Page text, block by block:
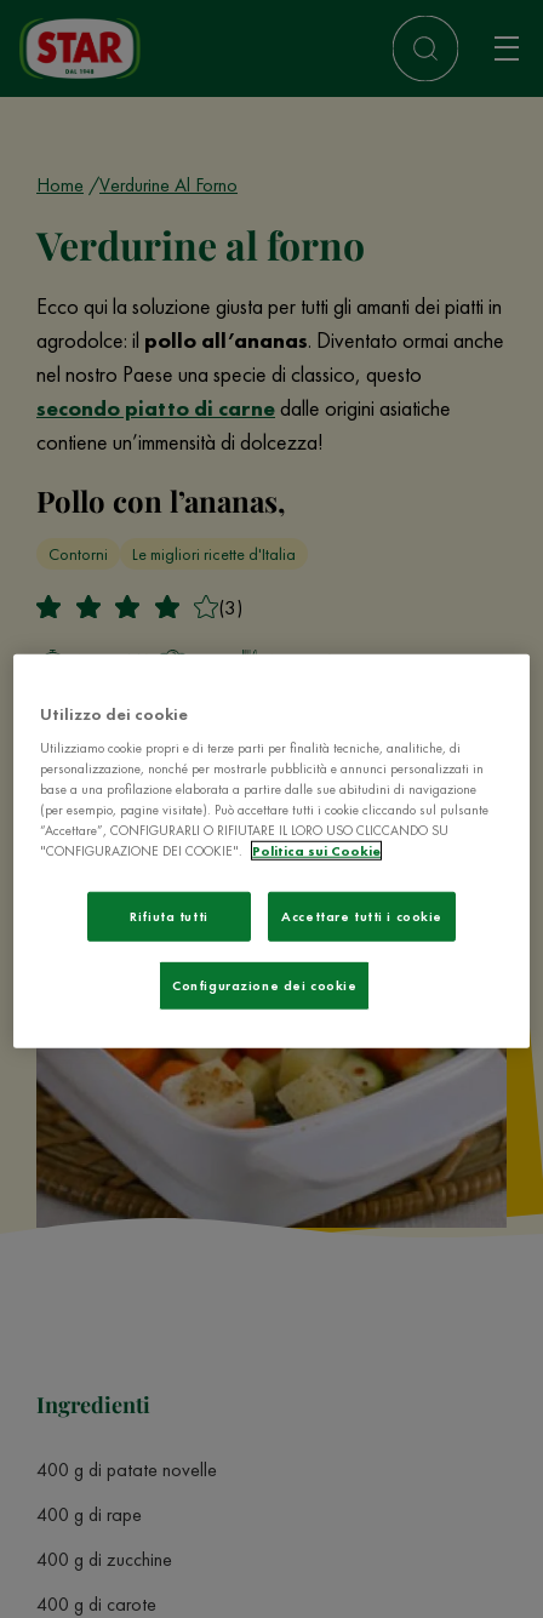
Home Verdurine Al Forno
Verdurine al forno
Ecco qui la soluzione giusta per tutti gli amanti dei piatti in
agrodolce: il pollo all’ananas. Diventato ormai anche
nel nostro Paese una specie di classico, questo
secondo piatto di carnedalle origini asiatiche
contiene un’immensità di dolcezza!
Pollo con l’ananas,
Contorni Le migliori ricette d'Italia
(3)
40-60 MIN FACILE 4 PERSONE
Ingredienti
400 g di patate novelle
400 g di rape
400 g di zucchine
400 g di carote
Utilizzo dei cookie
Utilizziamo cookie propri e di terze parti per finalità tecniche, analitiche, di
personalizzazione, nonché per mostrarle pubblicità e annunci personalizzati in
base a una profilazione elaborata a partire dalle sue abitudini di navigazione
(per esempio, pagine visitate). Può accettare tutti i cookie cliccando sul pulsante
“Accettare”, CONFIGURARLI O RIFIUTARE IL LORO USO CLICCANDO SU
"CONFIGURAZIONE DEI COOKIE".
Politica sui Cookie
Rifiuta tutti Accettare tutti i cookie
Configurazione dei cookie